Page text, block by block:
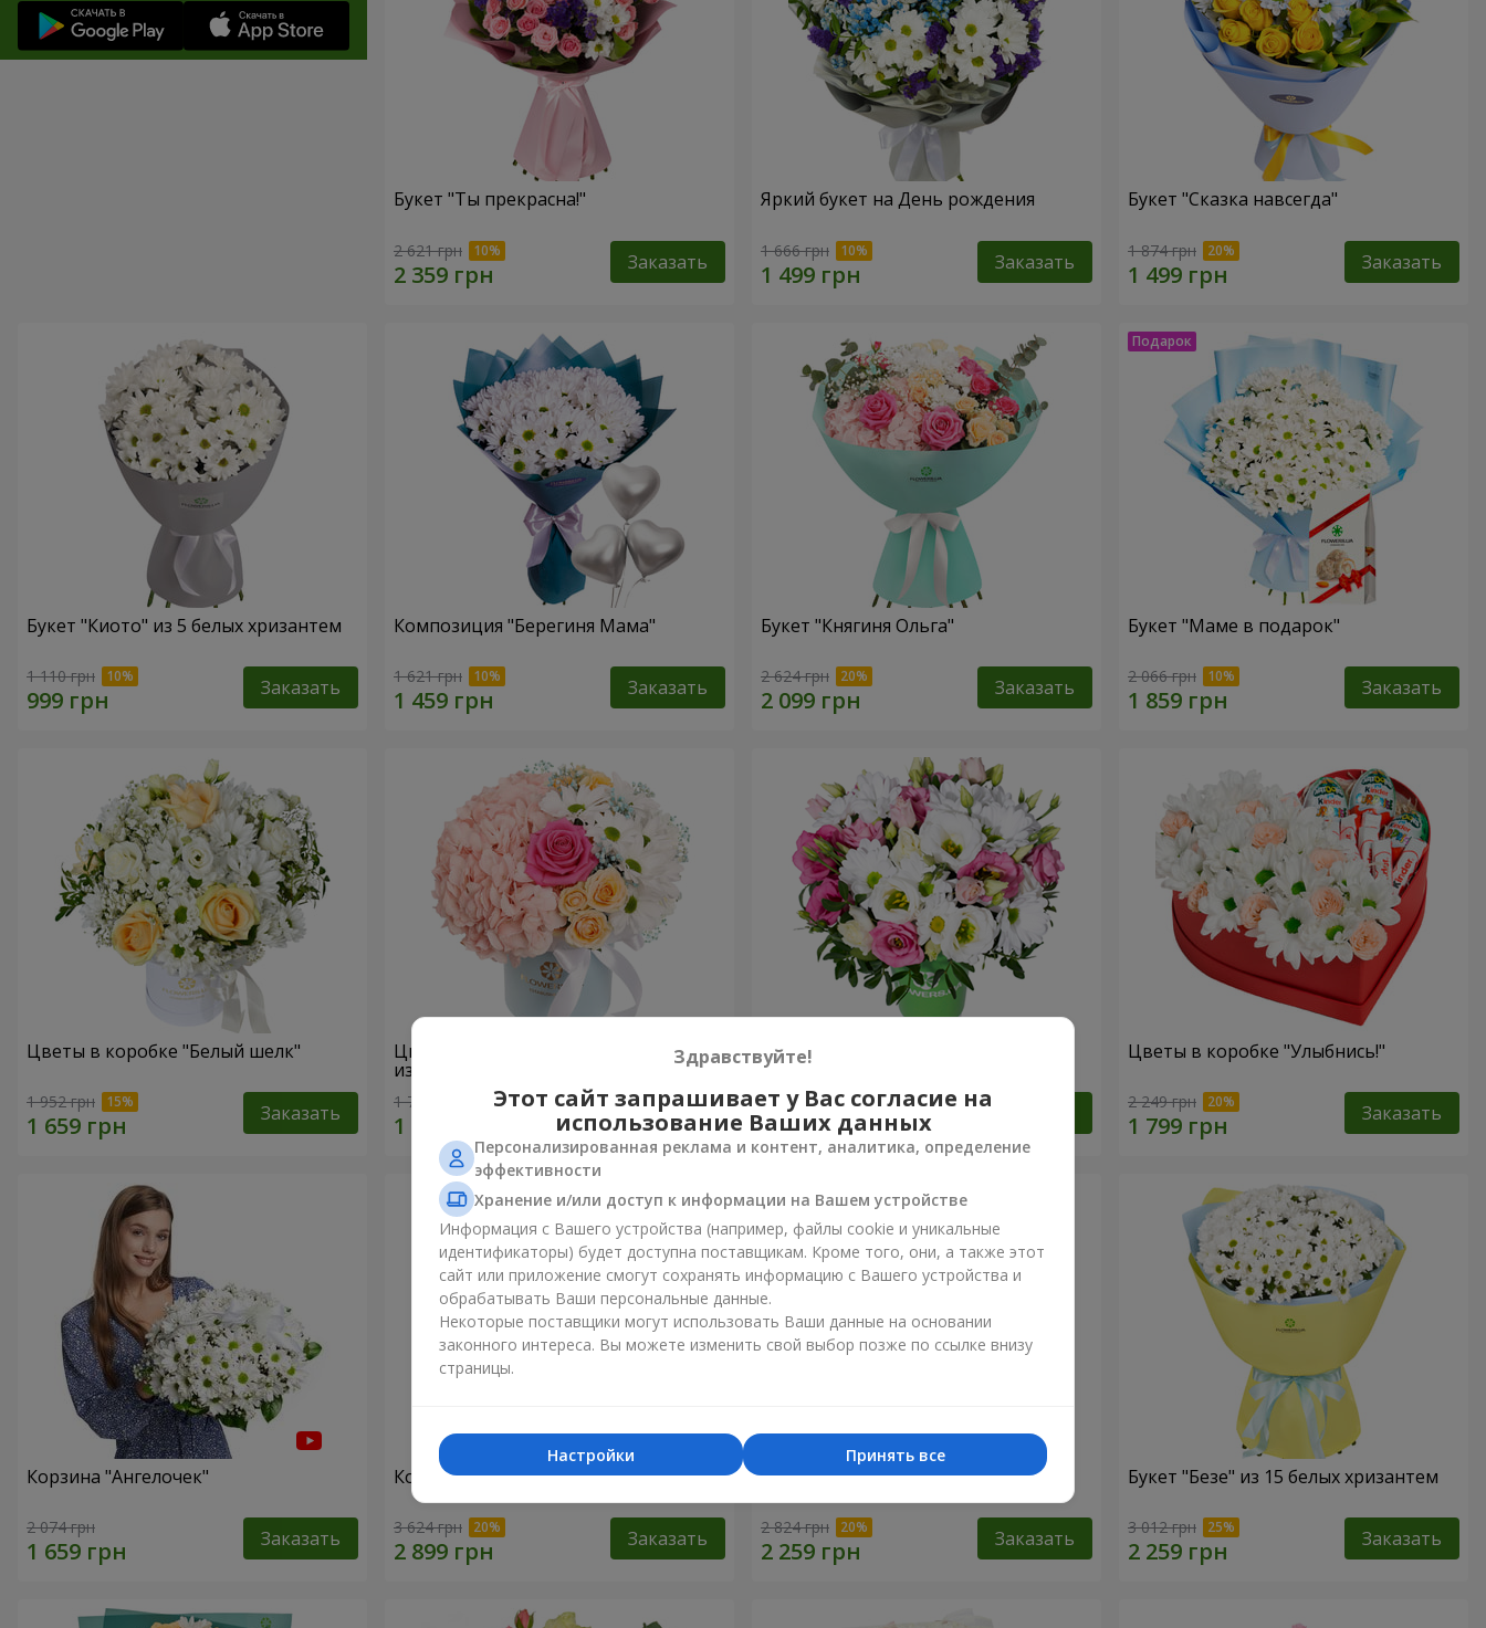
Букет "Ты прекрасна!"
2 621 грн Заказать
Яркий букет на День рождения
1 666 грн Заказать
Букет "Сказка навсегда"
1 874 грн Заказать
Букет "Киото" из 5 белых хризантем
1 110 грн Заказать
Композиция "Берегиня Мама"
1 621 грн Заказать
Букет "Княгиня Ольга"
2 624 грн Заказать
Букет "Маме в подарок"
2 066 грн Заказать
Цветы в коробке "Белый шелк"
1 952 грн Заказать
Цветы в коробке "Счастья не
избежать"
1 764 грн Заказать
Композиция "Лучики в глазах"
1 110 грн
Цветы в коробке "Улыбнись!"
2 249 грн Заказать
Корзина "Ангелочек"
2 074 грн Заказать
Корзина "Влюбленный сад"
3 624 грн Заказать
Композиция "Charlotte"
2 824 грн Заказать
Букет "Безе" из 15 белых хризантем
3 012 грн Заказать
Здравствуйте!
Этот сайт запрашивает у Вас согласие на
использование Ваших данных
Персонализированная реклама и контент, аналитика, определение
эффективности
Хранение и/или доступ к информации на Вашем устройстве
Информация с Вашего устройства (например, файлы cookie и уникальные
идентификаторы) будет доступна поставщикам. Кроме того, они, а также этот
сайт или приложение смогут сохранять информацию с Вашего устройства и
обрабатывать Ваши персональные данные.
Некоторые поставщики могут использовать Ваши данные на основании
законного интереса. Вы можете изменить свой выбор позже по ссылке внизу
страницы.
Принять все
Настройки